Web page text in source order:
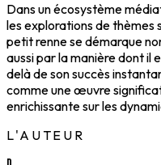
Dans un écosystème
les explorations de thèmes
petit renne se démarque
aussi par la manière dont il
delà de son succès
comme une œuvre
enrichissante sur les
L'AUTEUR